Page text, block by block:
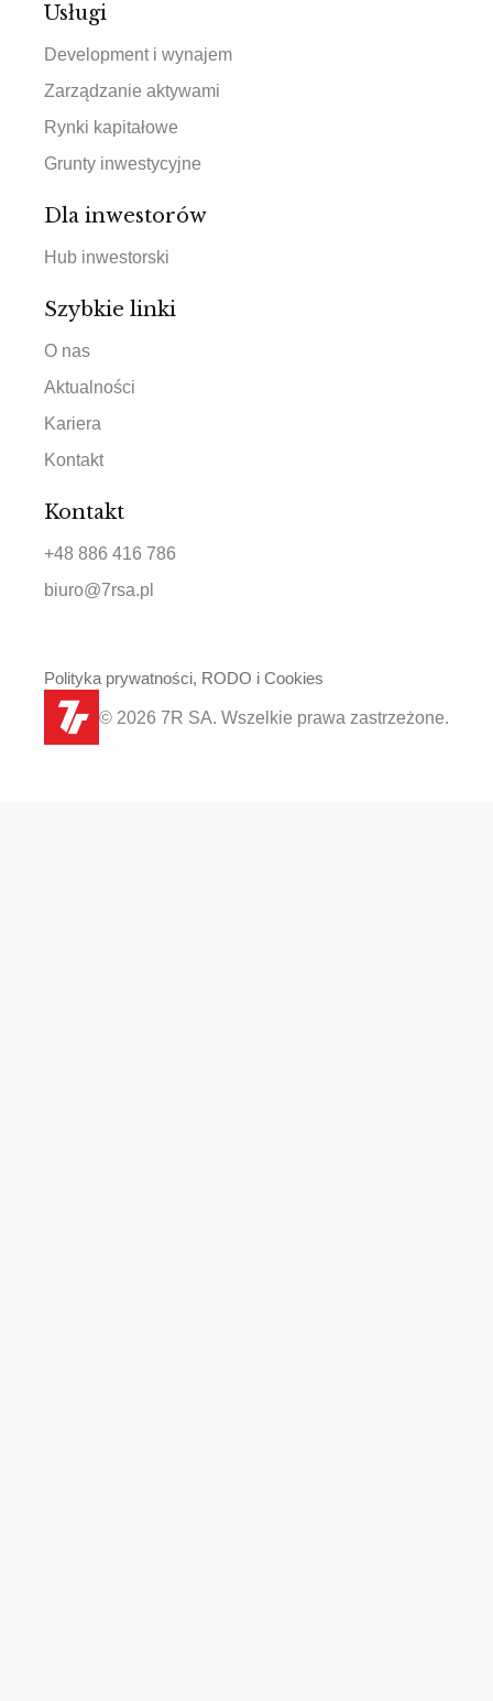
Usługi
Development i wynajem
Zarządzanie aktywami
Rynki kapitałowe
Grunty inwestycyjne
Dla inwestorów
Hub inwestorski
Szybkie linki
O nas
Aktualności
Kariera
Kontakt
Kontakt
+48 886 416 786
biuro@7rsa.pl
© 2026 7R SA. Wszelkie prawa zastrzeżone.
Polityka prywatności, RODO i Cookies